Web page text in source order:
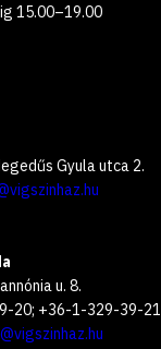
15.00–19.00
Gyula utca 2.
u. 8.
20; +36-1-329-39-21